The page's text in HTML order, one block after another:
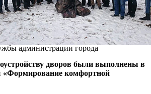
администрации города
дворов были выполнены в
«Формирование комфортной